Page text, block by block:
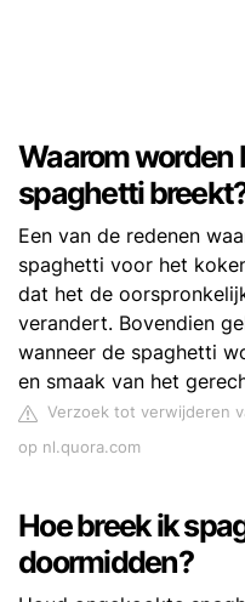
Waarom worden
spaghetti
Een van de redenen
spaghetti voor het
dat het de
verandert. Bovendien
wanneer de spaghetti
en smaak van het
Verzoek tot verwijderen
op nl.quora.com
Hoe breek ik
doormidden?